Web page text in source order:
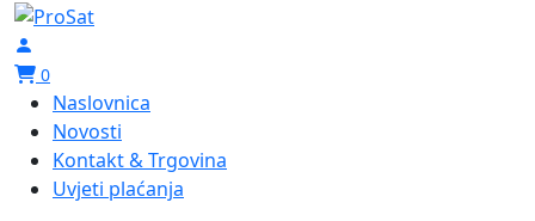
0
Naslovnica
Novosti
Kontakt & Trgovina
Uvjeti plaćanja